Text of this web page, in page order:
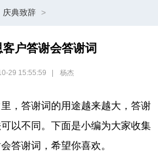
庆典致辞 >
户答谢会答谢词
29 15:55:59 杨杰
，答谢词的用途越来越大，答谢
以不同。下面是小编为大家收集
答谢词，希望你喜欢。